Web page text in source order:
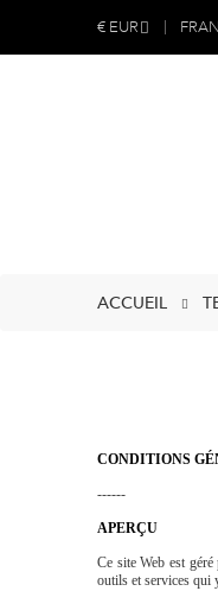
€ EUR
ACCUEIL
CONDITIONS
------
APERÇU
Ce site Web est
outils et services qui